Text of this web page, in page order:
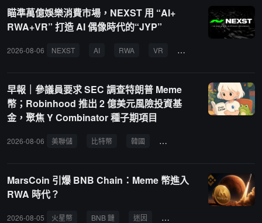
瞄準萬億娛樂消費市場，NEXST 用 “AI+
RWA+VR” 打造 AI 偶像時代的“JYP”
2026-08-06 NEXST AI RWA VR 娛樂產業
早報｜參議員要求 SEC 調查特朗普 Meme
幣；Robinhood 推出 2 億美元風險投資基
金，聚焦 Y Combinator 種子期項目
2026-08-06 美聯儲 比特幣 韓國 保證金
MarsCoin 引爆 BNB Chain：Meme 幣進入
RWA 時代？
2026-08-05 火星幣 BNB 鏈 迷因 實體資產